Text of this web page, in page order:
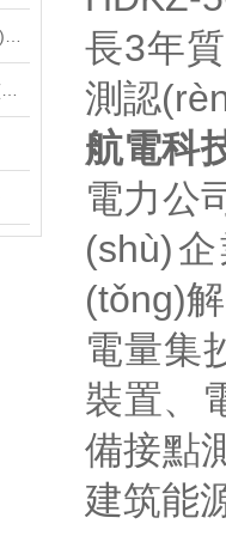
長3年質
測認
航電科
電力公
(shù)
(tǒng)
電量集
裝置、
備接點
建筑能